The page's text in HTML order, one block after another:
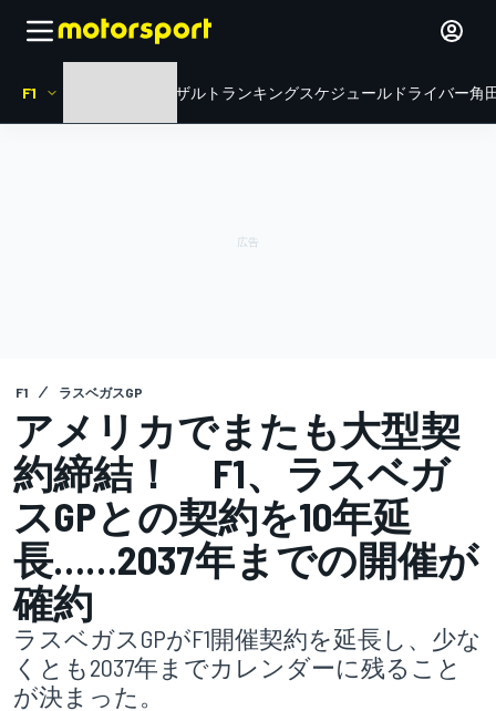
F1 リザルト ランキングスケジュール ドライバー角
F1 ラスベガスGP
アメリカでまたも大型契
約締結！ F1、ラスベガ
スGPとの契約を10年延
長……2037年までの開催が
確約
ラスベガスGPがF1開催契約を延長し、少な
くとも2037年までカレンダーに残ること
が決まった。